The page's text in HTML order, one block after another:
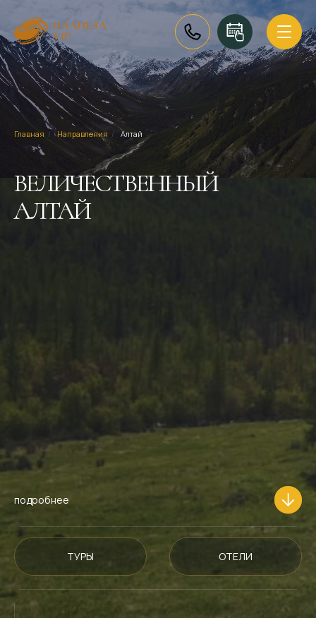
Главная / Направления / Алтай
ВЕЛИЧЕСТВЕННЫЙ
АЛТАЙ
подробнее
ТУРЫ ОТЕЛИ